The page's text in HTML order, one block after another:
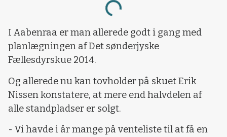
Loading...
I Aabenraa er man allerede godt i gang med
planlægningen af Det sønderjyske
Fællesdyrskue 2014.
Og allerede nu kan tovholder på skuet Erik
Nissen konstatere, at mere end halvdelen af
alle standpladser er solgt.
- Vi havde i år mange på venteliste til at få en